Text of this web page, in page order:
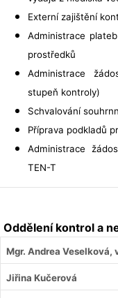
Externí zajištění
Administrace
prostředků
Administrace
stupeň kontroly)
Schvalování
Příprava podkladů
Administrace
TEN-T
Oddělení kontrol a
Mgr. Andrea Veselková,
Jiřina Kučerová